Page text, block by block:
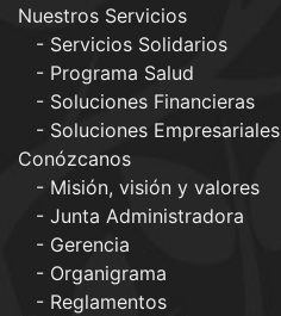
Nuestros Servicios
Servicios Solidarios
Programa Salud
Soluciones Financieras
Soluciones Empresariales
Conózcanos
Misión, visión y valores
Junta Administradora
Gerencia
Organigrama
Reglamentos